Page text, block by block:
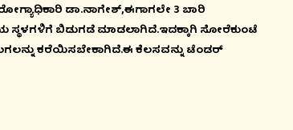
ಡಾ.ನಾಗೇಶ್,ಈಗಾಗಲೇ 3 ಬಾರಿ
ಬಿಡುಗಡೆ ಮಾಡಲಾಗಿದೆ.ಇದಕ್ಕಾಗಿ ಸೋರೆಕುಂಟೆ
ಕರೆಯಿಸಬೇಕಾಗಿದೆ.ಈ ಕೆಲಸವನ್ನು ಟೆಂಡರ್
ಮಕ್ಕಳು ಕಲೆ ಕಲಿತು ಭವಿಷ್ಯದ